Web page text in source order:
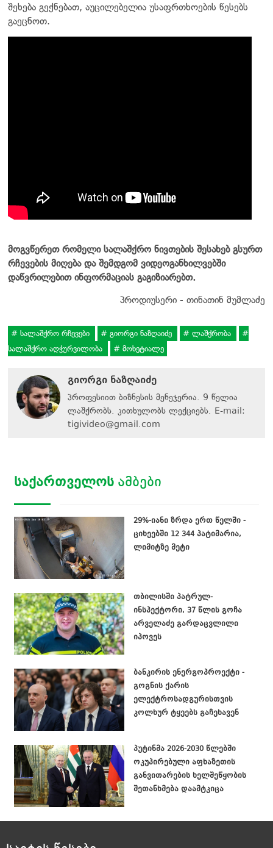
შეხება გექნებათ, აუცილებელია უსაფრთხოების წესებს
გაეცნოთ.
მოგვწერეთ რომელი სალაშქრო ნივთების შესახებ გსურთ
რჩევების მიღება და შემდგომ ვიდეოგანხილვებში
დაწვრილებით ინფორმაციას გაგიზიარებთ.
პროდიუსერი - თინათინ მუმლაძე
სალაშქრო რჩევები გიორგი ნაზღაიძე
ლაშქრობა
სალაშქრო აღჭურვილობა
მოხეტიალე
გიორგი ნაზღაიძე
პროფესიით ბიზნესის მენეჯერია. 9 წელია
ლაშქრობს. კითხულობს ლექციებს. E-mail:
tigivideo@gmail.com
ᲡᲐᲥᲐᲠᲗᲕᲔᲚᲝᲡ ᲐᲛᲑᲔᲑᲘ
29%-იანი ზრდა ერთ წელში -
ციხეებში 12 344 პატიმარია,
ლიმიტზე მეტი
თბილისში პატრულ-
ინსპექტორი, 37 წლის გოჩა
არველაძე გარდაცვლილი
იპოვეს
ბანკირის ენერგოპროექტი -
გოგნის ქარის
ელექტროსადგურისთვის
კოლხურ ტყეებს გაჩეხავენ
პუტინმა 2026-2030 წლებში
ოკუპირებული აფხაზეთის
განვითარების ხელშეწყობის
შეთანხმება დაამტკიცა